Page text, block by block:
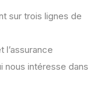
sur trois lignes de
nous intéresse dans